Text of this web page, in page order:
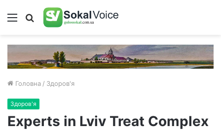
Меню Пошук
Головна / Здоров'я
Здоров'я
Experts in Lviv Treat Complex